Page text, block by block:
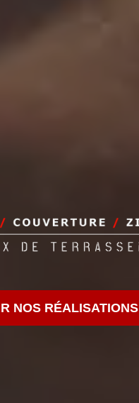
NOS RÉALISATIONS